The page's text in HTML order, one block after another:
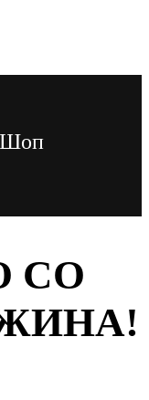
Шоп
СО